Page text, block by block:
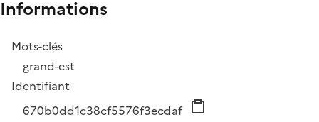
Informations
Mots-clés
grand-est
Identifiant
670b0dd1c38cf5576f3ecdaf